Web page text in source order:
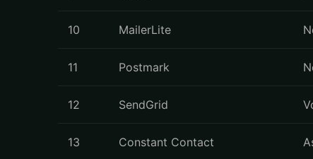
10 MailerLite
11 Postmark
12 SendGrid
13 Constant Contact